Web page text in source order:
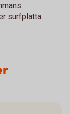
surfplatta.